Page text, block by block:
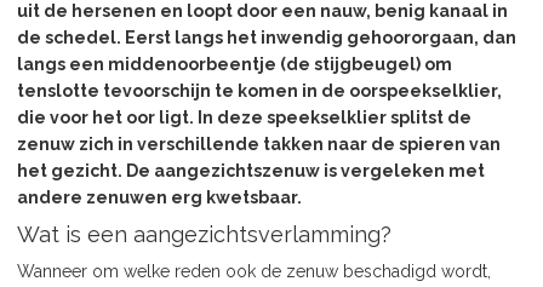
uit de hersenen en loopt door een nauw, benig kanaal in
de schedel. Eerst langs het inwendig gehoororgaan, dan
langs een middenoorbeentje (de stijgbeugel) om
tenslotte tevoorschijn te komen in de oorspeekselklier,
die voor het oor ligt. In deze speekselklier splitst de
zenuw zich in verschillende takken naar de spieren van
het gezicht. De aangezichtszenuw is vergeleken met
andere zenuwen erg kwetsbaar.
Wat is een aangezichtsverlamming?
Wanneer om welke reden ook de zenuw beschadigd wordt,